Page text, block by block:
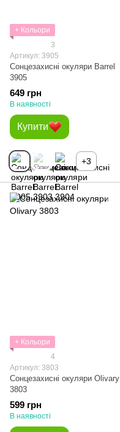
+ Кольори
3
Артикул: 3905
Сонцезахисні окуляри Barrel
3905
649 грн
В наявності
Купити
+3
+ Кольори
4
Артикул: 3803
Сонцезахисні окуляри Olivary
3803
599 грн
В наявності